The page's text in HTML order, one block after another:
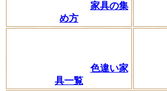
家具の集
め方
色違い家
具一覧